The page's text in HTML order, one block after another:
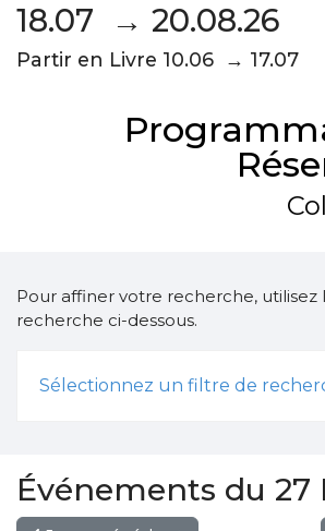
18.07 → 20.08.26
Partir en Livre 10.06 → 17.07
Pour affiner votre recherche, utilisez
recherche ci-dessous.
Sélectionnez un filtre de
Événements du 27